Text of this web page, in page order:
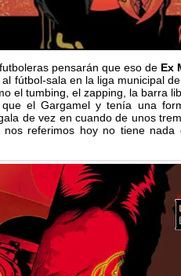
pensarán que eso de Ex
fútbol-sala en la liga municipal
el tumbing, el zapping, la barra
el Gargamel y tenía una
de vez en cuando de unos
nos referimos hoy no tiene